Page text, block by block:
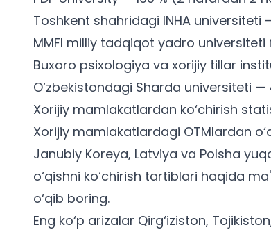
Toshkent shahridagi INHA universiteti
MMFI milliy tadqiqot yadro universiteti
Buxoro psixologiya va xorijiy tillar
O‘zbekistondagi Sharda universiteti —
Xorijiy mamlakatlardan ko‘chirish
Xorijiy mamlakatlardagi OTMlardan
Janubiy Koreya, Latviya va Polsha
o‘qishni ko‘chirish tartiblari haqida
o‘qib boring.
Eng ko‘p arizalar Qirg‘iziston,